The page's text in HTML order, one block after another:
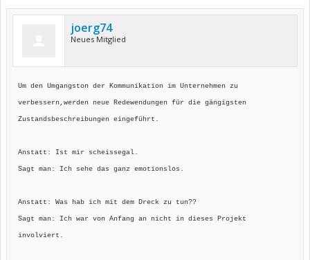
joerg74
Neues Mitglied
Um den Umgangston der Kommunikation im Unternehmen zu
verbessern,werden neue Redewendungen für die gängigsten
Zustandsbeschreibungen eingeführt.
Anstatt: Ist mir scheissegal.
Sagt man: Ich sehe das ganz emotionslos.
Anstatt: Was hab ich mit dem Dreck zu tun??
Sagt man: Ich war von Anfang an nicht in dieses Projekt
involviert.